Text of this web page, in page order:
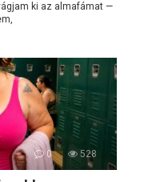
ki az almafámat —
0 528